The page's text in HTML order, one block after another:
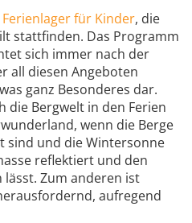
Ferienlager für Kinder, die
stattfinden. Das Programm
sich immer nach der
all diesen Angeboten
ganz Besonderes dar.
die Bergwelt in den Ferien
wenn die Berge
sind und die Wintersonne
reflektiert und den
Zum anderen ist
aufregend